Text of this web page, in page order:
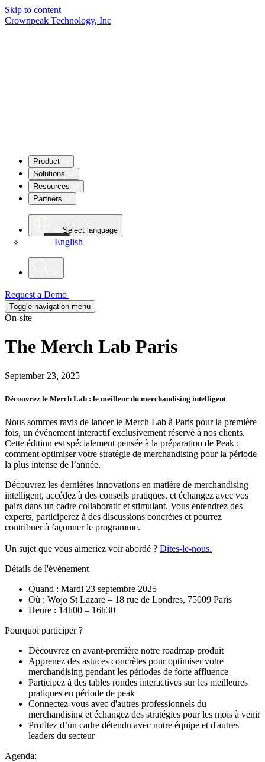
Skip to content
Crownpeak Technology, Inc
Product
Solutions
Resources
Partners
Select language
English
Request a Demo
Toggle navigation menu
On-site
The Merch Lab Paris
September 23, 2025
Découvrez le Merch Lab : le meilleur du merchandising intelligent
Nous sommes ravis de lancer le Merch Lab à Paris pour la première
fois, un événement interactif exclusivement réservé à nos clients.
Cette édition est spécialement pensée à la préparation de Peak :
comment optimiser votre stratégie de merchandising pour la période
la plus intense de l’année.
Découvrez les dernières innovations en matière de merchandising
intelligent, accédez à des conseils pratiques, et échangez avec vos
pairs dans un cadre collaboratif et stimulant. Vous entendrez des
experts, participerez à des discussions concrètes et pourrez
contribuer à façonner le programme.
Un sujet que vous aimeriez voir abordé ? Dites-le-nous.
Détails de l'événement
Quand : Mardi 23 septembre 2025
Où : Wojo St Lazare – 18 rue de Londres, 75009 Paris
Heure : 14h00 – 16h30
Pourquoi participer ?
Découvrez en avant-première notre roadmap produit
Apprenez des astuces concrètes pour optimiser votre
merchandising pendant les périodes de forte affluence
Participez à des tables rondes interactives sur les meilleures
pratiques en période de peak
Connectez-vous avec d'autres professionnels du
merchandising et échangez des stratégies pour les mois à venir
Profitez d’un cadre détendu avec notre équipe et d'autres
leaders du secteur
Agenda: